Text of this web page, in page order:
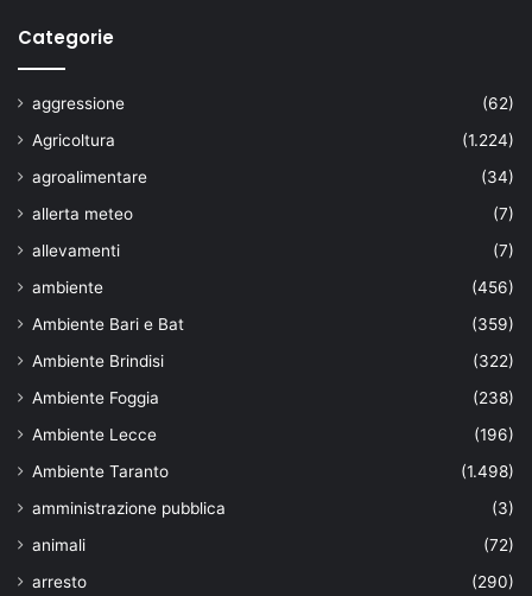
Categorie
aggressione
(62)
Agricoltura
(1.224)
agroalimentare
(34)
allerta meteo
(7)
allevamenti
(7)
ambiente
(456)
Ambiente Bari e Bat
(359)
Ambiente Brindisi
(322)
Ambiente Foggia
(238)
Ambiente Lecce
(196)
Ambiente Taranto
(1.498)
amministrazione pubblica
(3)
animali
(72)
arresto
(290)